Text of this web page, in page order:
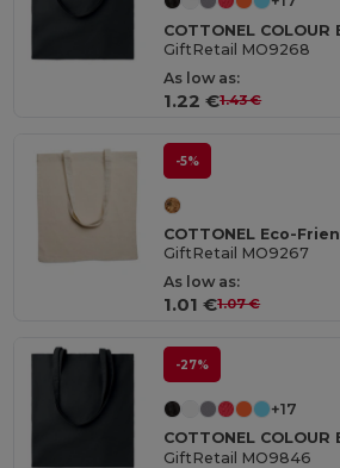
GiftRetail MO9268
As low as:
1.22 €1.43 €
-5%
GiftRetail MO9267
As low as:
1.01 €1.07 €
-27%
+17
GiftRetail MO9846